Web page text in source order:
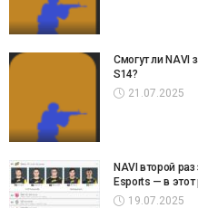
Смогут ли NAVI
S14?
21.07.2025
NAVI второй
Esports — в этот
19.07.2025